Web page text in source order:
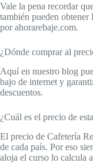
Vale la pena recordar
también pueden
por ahorarebaje.com.
¿Dónde comprar al
Aquí en nuestro blog
bajo de internet y
descuentos.
¿Cuál es el precio de
El precio de Cafetería
de cada país. Por eso
aloja el curso lo calcula